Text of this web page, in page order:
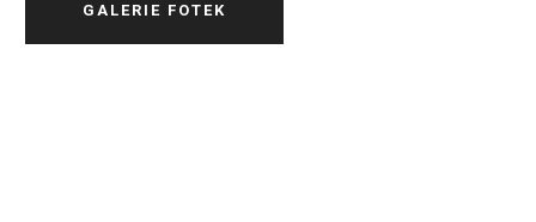
GALERIE FOTEK